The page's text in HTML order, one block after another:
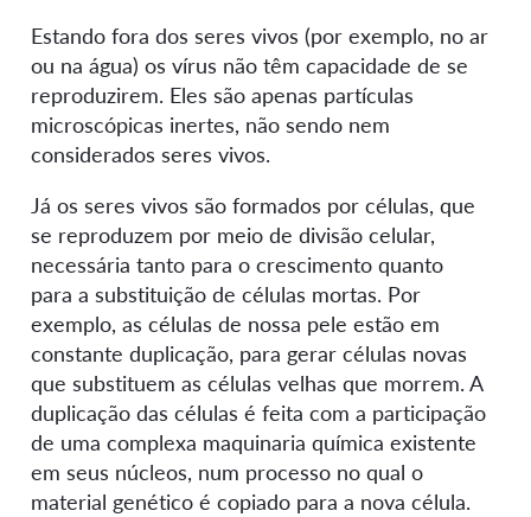
Estando fora dos seres vivos (por exemplo, no ar
ou na água) os vírus não têm capacidade de se
reproduzirem. Eles são apenas partículas
microscópicas inertes, não sendo nem
considerados seres vivos.
Já os seres vivos são formados por células, que
se reproduzem por meio de divisão celular,
necessária tanto para o crescimento quanto
para a substituição de células mortas. Por
exemplo, as células de nossa pele estão em
constante duplicação, para gerar células novas
que substituem as células velhas que morrem. A
duplicação das células é feita com a participação
de uma complexa maquinaria química existente
em seus núcleos, num processo no qual o
material genético é copiado para a nova célula.